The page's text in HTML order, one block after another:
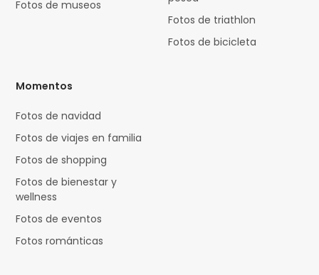
Fotos de museos
Fotos de triathlon
Fotos de bicicleta
Momentos
Fotos de navidad
Fotos de viajes en familia
Fotos de shopping
Fotos de bienestar y
wellness
Fotos de eventos
Fotos románticas